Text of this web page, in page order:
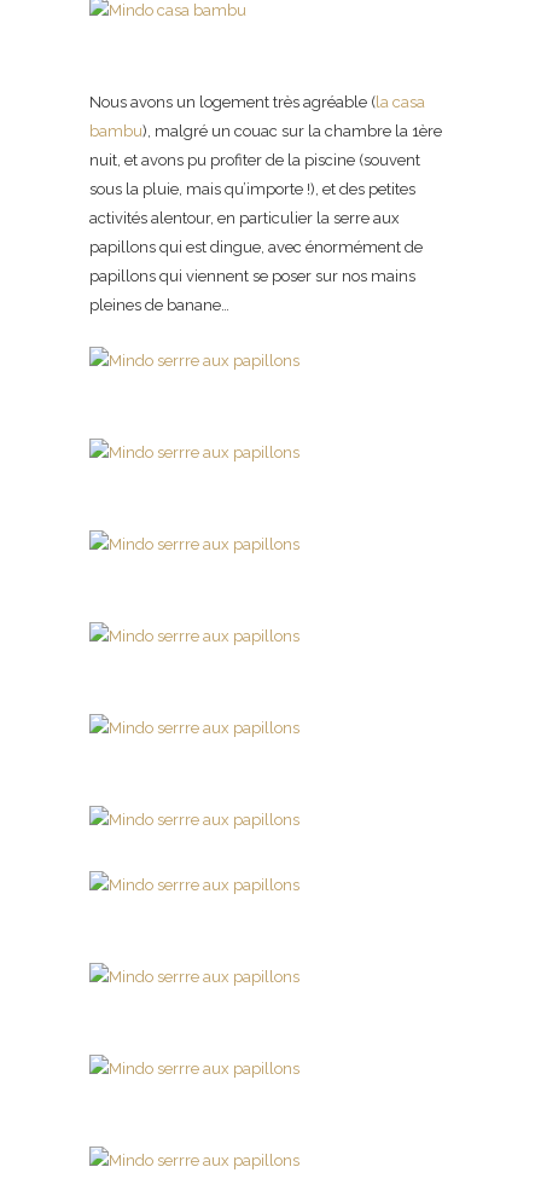
Nous avons un logement très agréable (la casa
bambu), malgré un couac sur la chambre la 1ère
nuit, et avons pu profiter de la piscine (souvent
sous la pluie, mais qu’importe !), et des petites
activités alentour, en particulier la serre aux
papillons qui est dingue, avec énormément de
papillons qui viennent se poser sur nos mains
pleines de banane…